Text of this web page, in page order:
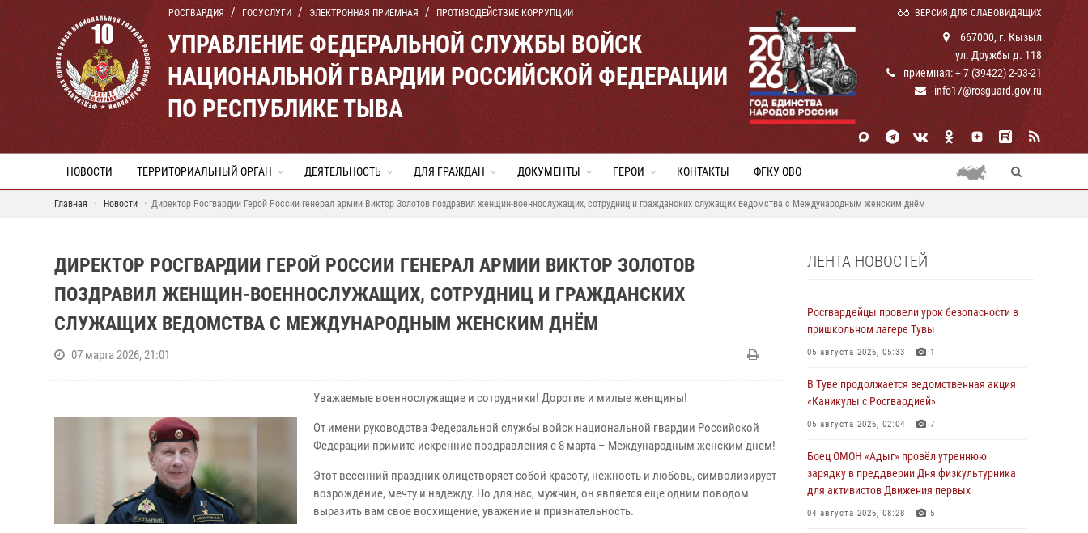
РОСГВАРДИЯ ГОСУСЛУГИ ЭЛЕКТРОННАЯ ПРИЕМНАЯ ПРОТИВОДЕЙСТВИЕ КОРРУПЦИИ ВЕРСИЯ ДЛЯ СЛАБОВИДЯЩИХ
УПРАВЛЕНИЕ ФЕДЕРАЛЬНОЙ СЛУЖБЫ ВОЙСК
НАЦИОНАЛЬНОЙ ГВАРДИИ РОССИЙСКОЙ ФЕДЕРАЦИИ
ПО РЕСПУБЛИКЕ ТЫВА
667000, г. Кызыл
ул. Дружбы д. 118
приемная: + 7 (39422) 2-03-21
info17@rosguard.gov.ru
НОВОСТИ ТЕРРИТОРИАЛЬНЫЙ ОРГАН ДЕЯТЕЛЬНОСТЬ ДЛЯ ГРАЖДАН ДОКУМЕНТЫ ГЕРОИ КОНТАКТЫ ФГКУ ОВО
Главная Новости Директор Росгвардии Герой России генерал армии Виктор Золотов поздравил женщин-военнослужащих, сотрудниц и гражданских служащих ведомства с Международным женским днём
ДИРЕКТОР РОСГВАРДИИ ГЕРОЙ РОССИИ ГЕНЕРАЛ АРМИИ ВИКТОР ЗОЛОТОВ
ПОЗДРАВИЛ ЖЕНЩИН-ВОЕННОСЛУЖАЩИХ, СОТРУДНИЦ И ГРАЖДАНСКИХ
СЛУЖАЩИХ ВЕДОМСТВА С МЕЖДУНАРОДНЫМ ЖЕНСКИМ ДНЁМ
07 марта 2026, 21:01
Уважаемые военнослужащие и сотрудники! Дорогие и милые женщины!
От имени руководства Федеральной службы войск национальной гвардии Российской
Федерации примите искренние поздравления с 8 марта – Международным женским днем!
Этот весенний праздник олицетворяет собой красоту, нежность и любовь, символизирует
возрождение, мечту и надежду. Но для нас, мужчин, он является еще одним поводом
выразить вам свое восхищение, уважение и признательность.
ЛЕНТА НОВОСТЕЙ
Росгвардейцы провели урок безопасности в
пришкольном лагере Тувы
05 августа 2026, 05:33 1
В Туве продолжается ведомственная акция
«Каникулы с Росгвардией»
05 августа 2026, 02:04 7
Боец ОМОН «Адыг» провёл утреннюю
зарядку в преддверии Дня физкультурника
для активистов Движения первых
04 августа 2026, 08:28 5